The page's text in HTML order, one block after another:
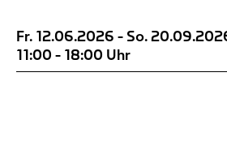
Straße An sieben Orten rund
Dortmunder Wall lässt sich
notieren. Die Orte sind nach
Fr. 12.06.2026 - So.
11:00 - 18:00 Uhr